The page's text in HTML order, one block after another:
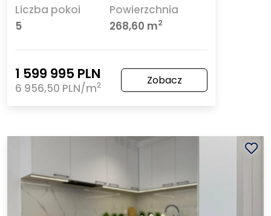
Liczba pokoi
5
Powierzchnia
268,60 m2
1 599 995 PLN
6 956,50 PLN/m2 Zobacz